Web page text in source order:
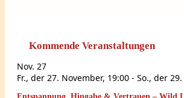
Kommende Veranstaltungen
Nov. 27
Fr., der 27. November, 19:00 - So., der